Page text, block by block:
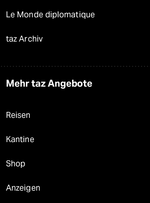
Le Monde diplomatique
taz Archiv
Mehr taz Angebote
Reisen
Kantine
Shop
Anzeigen